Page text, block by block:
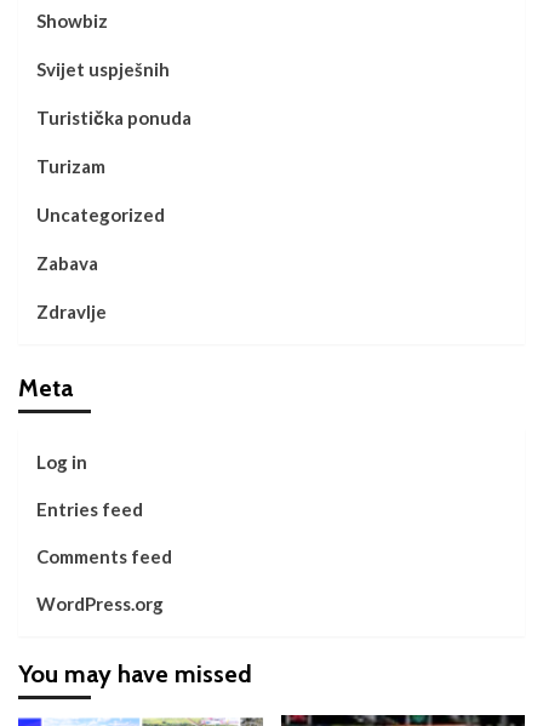
Showbiz
Svijet uspješnih
Turistička ponuda
Turizam
Uncategorized
Zabava
Zdravlje
Meta
Log in
Entries feed
Comments feed
WordPress.org
You may have missed